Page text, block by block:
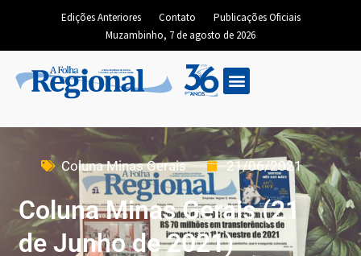
Edições Anteriores Contato
Publicações Oficiais
Muzambinho, 7 de agosto de 2026
Coluna Minas Gerais 21/06/2021
Coluna Minas Gerais (21
de Junho de 2021)